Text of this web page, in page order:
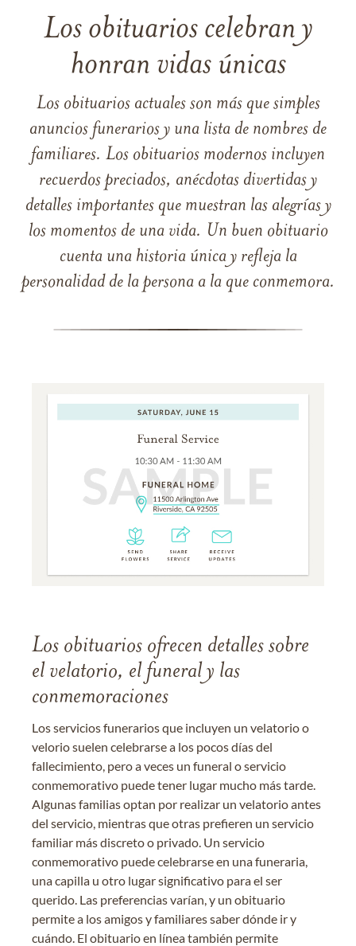
Los obituarios celebran y
honran vidas únicas
Los obituarios actuales son más que simples
anuncios funerarios y una lista de nombres de
familiares. Los obituarios modernos incluyen
recuerdos preciados, anécdotas divertidas y
detalles importantes que muestran las alegrías y
los momentos de una vida. Un buen obituario
cuenta una historia única y refleja la
personalidad de la persona a la que conmemora.
Los obituarios ofrecen detalles sobre
el velatorio, el funeral y las
conmemoraciones
Los servicios funerarios que incluyen un velatorio o
velorio suelen celebrarse a los pocos días del
fallecimiento, pero a veces un funeral o servicio
conmemorativo puede tener lugar mucho más tarde.
Algunas familias optan por realizar un velatorio antes
del servicio, mientras que otras prefieren un servicio
familiar más discreto o privado. Un servicio
conmemorativo puede celebrarse en una funeraria,
una capilla u otro lugar significativo para el ser
querido. Las preferencias varían, y un obituario
permite a los amigos y familiares saber dónde ir y
cuándo. El obituario en línea también permite